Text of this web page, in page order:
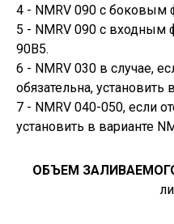
4 - NMRV 090 с боковым
5 - NMRV 090 с входным
90В5.
6 - NMRV 030 в случае,
обязательна, установить
7 - NMRV 040-050, если
установить в варианте
ОБЪЕМ